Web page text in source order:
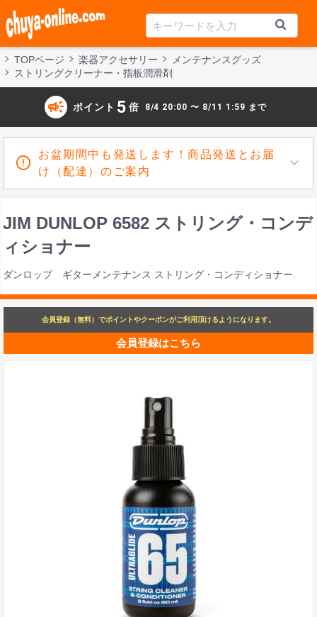
TOPページ 楽器アクセサリー
メンテナンスグッズ
ストリングクリーナー・指板潤滑剤
campaign ポイント 5 倍 8/4 20:00 〜 8/11 1:59 まで
お盆期間中も発送します！商品発送とお届
け（配達）のご案内
JIM DUNLOP 6582 ストリング・コンデ
ィショナー
ダンロップ ギターメンテナンス ストリング・コンディショナー
会員登録（無料）でポイントやクーポンがご利用頂けるようになります。
会員登録はこちら